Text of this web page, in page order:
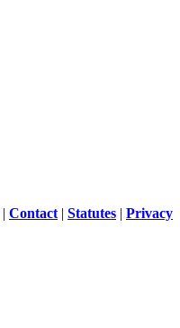
| Contact | Statutes | Privacy